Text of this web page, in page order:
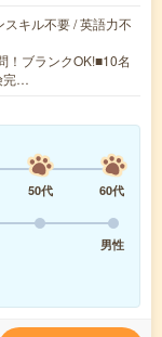
キル不要 / 英語力不
！ブランクOK!■10名
完…
50代
60代
男性